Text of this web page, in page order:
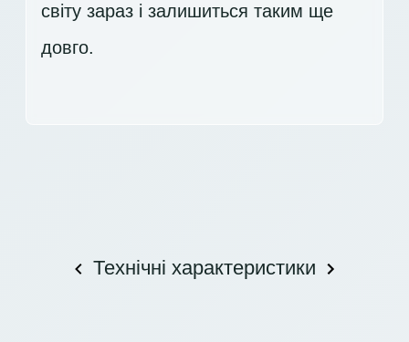
світу зараз і залишиться таким ще
довго.
Технічні характеристики